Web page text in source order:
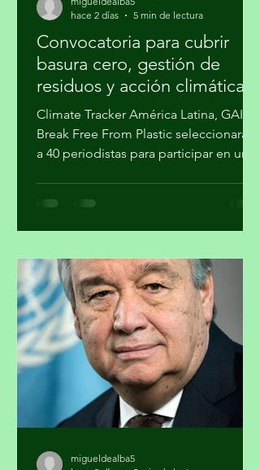
Convocatoria para cubrir
basura cero, gestión de
residuos y acción climática
Climate Tracker América Latina, GAIA y
Break Free From Plastic seleccionarán
a 40 periodistas para participar en un
programa de formación sobre la
proceso, cuatro participantes recibirán
mentoría editorial y un incentivo
económico para producir reportajes
sobre esta temática. La forma en que
se gestionan los residuos tiene
implicaciones directas para el cambio
climático, la salud pública y la just
hace 2 días
5 min de lectura